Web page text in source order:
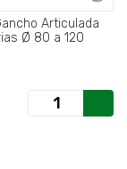
Articulada
Ø 80 a 120